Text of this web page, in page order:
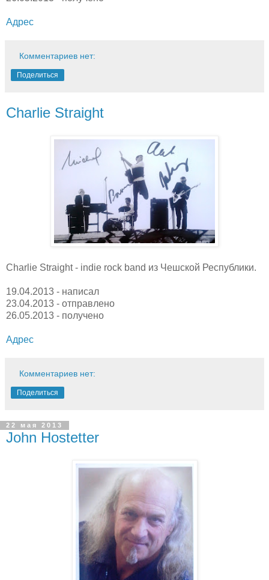
Адрес
Комментариев нет:
Поделиться
Charlie Straight
Charlie Straight - indie rock band из Чешской Республики.
19.04.2013 - написал
23.04.2013 - отправлено
26.05.2013 - получено
Адрес
Комментариев нет:
Поделиться
22 мая 2013
John Hostetter